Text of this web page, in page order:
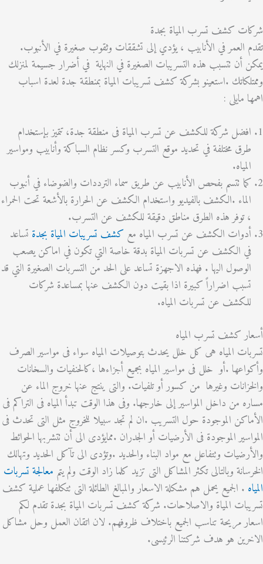
كشف تسرب المياة بجدة
في الأنابيب ، يؤدي إلى تشققات وثقوب صغيرة في الأنبوب.
تتسبب هذه التسريبات الصغيرة في النهاية في أضرار جسيمة لمنزلك
.استعينو بشركة كشف تسريبات المياة بمنطقة جدة لعدة اسباب
:
شركة للكشف عن تسرب المياة فى منطقة جدة، تتميز بإستخدام
مختلفة في تحديد موقع التسرب وكسر نظام السباكة وأنابيب ومواسير
تتسم بفحص الأنابيب عن طريق سماء الترددات والضوضاء في أنبوب
.الكشف بالفيديو واستخدام الكشف عن الحرارة بالأشعة تحت الحمراء
هذه الطرق مناطق دقيقة للكشف عن التسرب.
الكشف عن تسرب المياه معكشف تسريبات المياة بجدة تساعد
الكشف عن تسربات المياة بدقة خاصة التي تكون في اماكن يصعب
اليها . فهذه الاجهزة تساعد على الحد من التسربات الصغيرة التي قد
اضراراً كبيرة اذا بقيت دون الكشف عنها بمساعدة شركات
عن تسربات المياه.
كشف تسرب المياه
المياه هى كل خلل يحدث بتوصيلات المياه سواء فى مواسير الصرف
.أو خلل فى مواسير المياه بجميع أجزاءها ،كالحنفيات والسخانات
وغيرها من كسور أو تلفيات. والتى ينتج عنها خروج الماء عن
من داخل المواسير إلى خارجها. وفى هذا الوقت تبدأ المياه فى التراكم فى
الموجودة حول التسريب .ان لم تجد سبيلا للخروج مثل التى تحدث فى
الموجودة فى الأرضيات أو الجدران .ممايؤدى الى أن تتشربها الحوائط
وتتفاعل مع مواد البناء والحديد .وتؤدى الى تآكل الحديد وتهالك
وبالتالى تكثر المشاكل التى تزيد كلما زاد الوقت ولم يتممعالجة تسربات
يحمل هم مشكلة الاسعار والمبالغ الطائلة التى تتكلفها عملية كشف
المياة والاصلاحات. شركة كشف تسربات المياة بجدة تقدم لكم
مريحة تناسب الجميع باختلاف ظروفهم. لان اتقان العمل وحل مشاكل
هو هدف شركتنا الرئيسى.